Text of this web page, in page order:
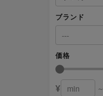
ブランド
---
価格
¥
～